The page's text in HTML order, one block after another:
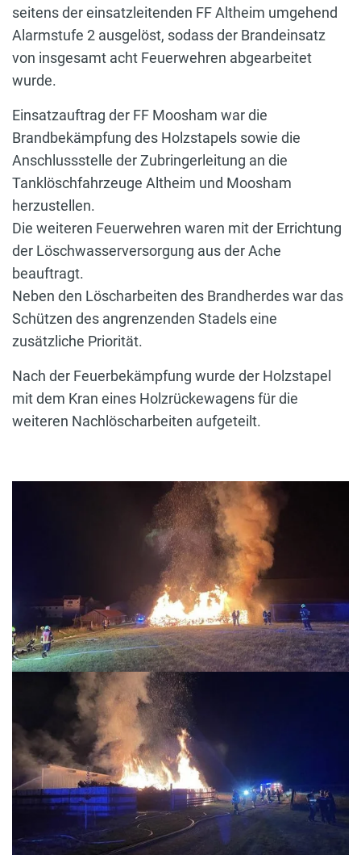
seitens der einsatzleitenden FF Altheim umgehend
Alarmstufe 2 ausgelöst, sodass der Brandeinsatz
von insgesamt acht Feuerwehren abgearbeitet
wurde.
Einsatzauftrag der FF Moosham war die
Brandbekämpfung des Holzstapels sowie die
Anschlussstelle der Zubringerleitung an die
Tanklöschfahrzeuge Altheim und Moosham
herzustellen.
Die weiteren Feuerwehren waren mit der Errichtung
der Löschwasserversorgung aus der Ache
beauftragt.
Neben den Löscharbeiten des Brandherdes war das
Schützen des angrenzenden Stadels eine
zusätzliche Priorität.
Nach der Feuerbekämpfung wurde der Holzstapel
mit dem Kran eines Holzrückewagens für die
weiteren Nachlöscharbeiten aufgeteilt.